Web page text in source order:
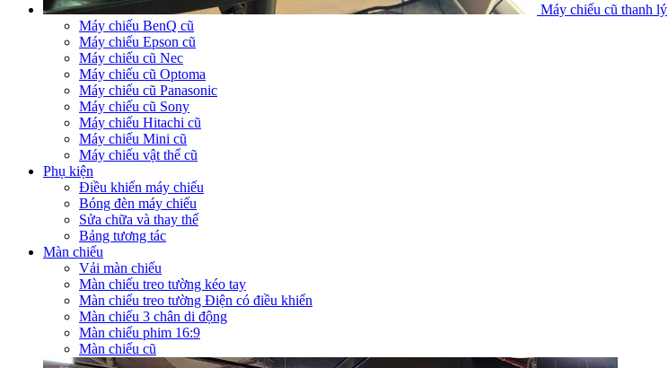
Máy chiếu cũ thanh lý
Máy chiếu BenQ cũ
Máy chiếu Epson cũ
Máy chiếu cũ Nec
Máy chiếu cũ Optoma
Máy chiếu cũ Panasonic
Máy chiếu cũ Sony
Máy chiếu Hitachi cũ
Máy chiếu Mini cũ
Máy chiếu vật thể cũ
Phụ kiện
Điều khiển máy chiếu
Bóng đèn máy chiếu
Sửa chữa và thay thế
Bảng tương tác
Màn chiếu
Vải màn chiếu
Màn chiếu treo tường kéo tay
Màn chiếu treo tường Điện có điều khiển
Màn chiếu 3 chân di động
Màn chiếu phim 16:9
Màn chiếu cũ